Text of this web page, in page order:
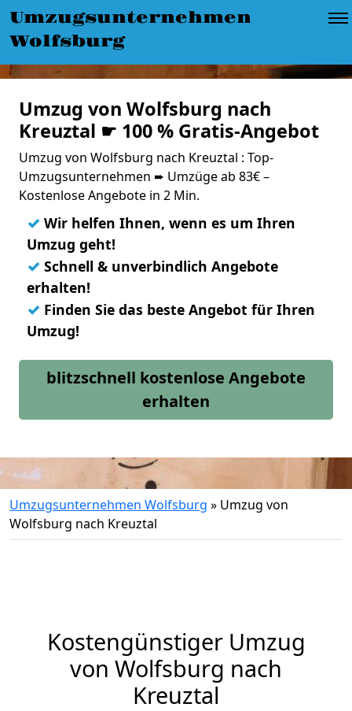
Umzugsunternehmen
Wolfsburg
Umzug von Wolfsburg nach
Kreuztal ☛ 100 % Gratis-Angebot
Umzug von Wolfsburg nach Kreuztal : Top-
Umzugsunternehmen ➨ Umzüge ab 83€ –
Kostenlose Angebote in 2 Min.
✓ Wir helfen Ihnen, wenn es um Ihren
Umzug geht!
✓ Schnell & unverbindlich Angebote
erhalten!
✓ Finden Sie das beste Angebot für Ihren
Umzug!
blitzschnell kostenlose Angebote
erhalten
Umzugsunternehmen Wolfsburg » Umzug von
Wolfsburg nach Kreuztal
Kostengünstiger Umzug
von Wolfsburg nach
Kreuztal